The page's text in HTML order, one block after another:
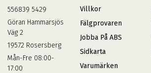
556839 5429
Göran Hammarsjös
Väg 2
19572 Rosersberg
Mån-Fre 08:00-
17:00
Villkor
Fälgprovaren
Jobba På ABS
Sidkarta
Varumärken